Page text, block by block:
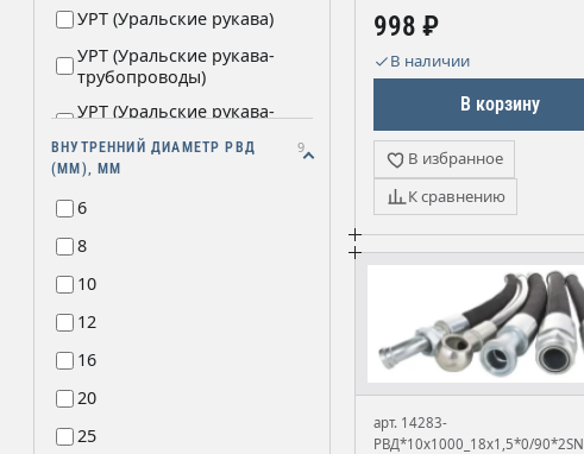
УРТ (Уральские рукава)
УРТ (Уральские рукава-
трубопроводы)
УРТ (Уральские рукава-
УРТ (Уральские рукава/
Технологии)
УРТ (Уральские рукава/
УРТ (Уральские рукава/УРТ)
УРТ (Уральские рукава/
Урал РТИ)
ВНУТРЕННИЙ ДИАМЕТР РВД
(ММ), ММ
9
6
8
10
12
16
20
25
998 ₽
В наличии
В корзину
В избранное
К сравнению
арт. 14283-
РВД*10х1000_18х1,5*0/90*2SN